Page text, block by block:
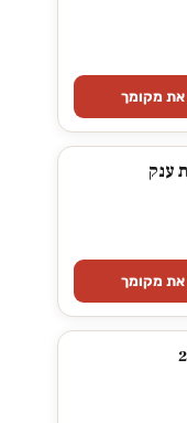
את מקומך
ענק
את מקומך